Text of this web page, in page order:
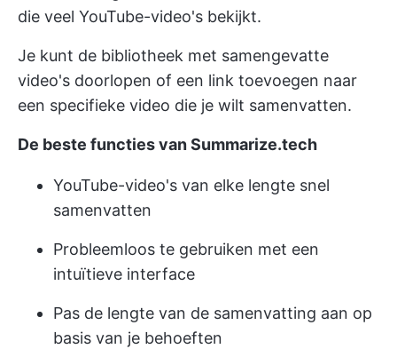
die veel YouTube-video's bekijkt.
Je kunt de bibliotheek met samengevatte
video's doorlopen of een link toevoegen naar
een specifieke video die je wilt samenvatten.
De beste functies van Summarize.tech
YouTube-video's van elke lengte snel
samenvatten
Probleemloos te gebruiken met een
intuïtieve interface
Pas de lengte van de samenvatting aan op
basis van je behoeften